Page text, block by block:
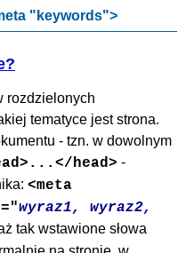
"keywords">
rozdzielonych
tematyce jest strona.
- tzn. w dowolnym
head> -
<meta
wyraz1, wyraz2,
tak wstawione słowa